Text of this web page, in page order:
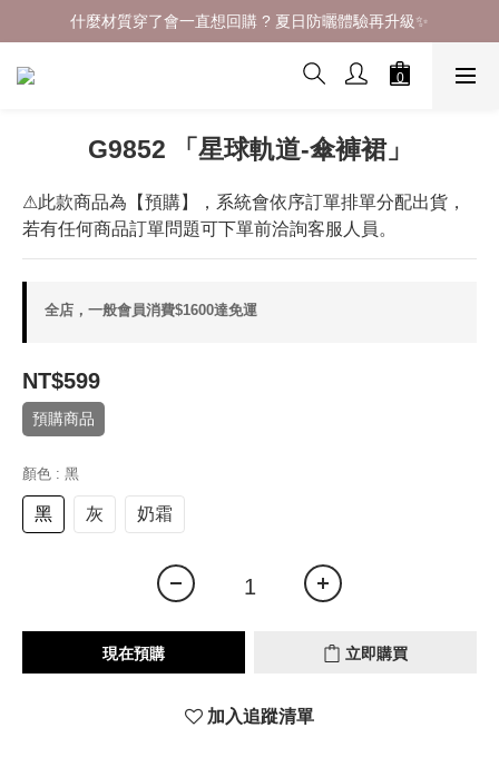
什麼材質穿了會一直想回購 ? 夏日防曬體驗再升級✨
什麼材質穿了會一直想回購 ? 夏日防曬體驗再升級✨
現貨不用等｜立即下單｜快速到貨📢
什麼材質穿了會一直想回購 ? 夏日防曬體驗再升級✨
G9852 「星球軌道-傘褲裙」
⚠此款商品為【預購】，系統會依序訂單排單分配出貨，
若有任何商品訂單問題可下單前洽詢客服人員。
全店，一般會員消費$1600達免運
NT$599
預購商品
顏色 : 黑
黑 灰 奶霜
現在預購 立即購買
加入追蹤清單